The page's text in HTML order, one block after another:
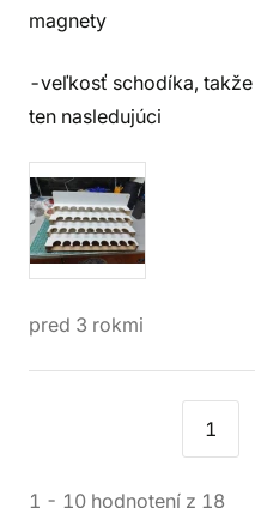
magnety
-veľkosť schodíka,
ten nasledujúci
pred 3 rokmi
1
1 - 10 hodnotení z 18